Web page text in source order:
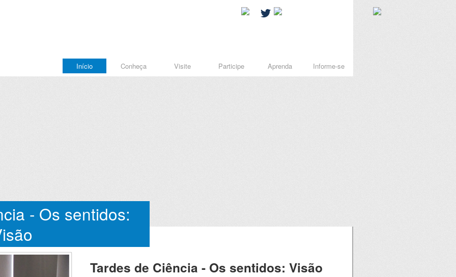
Início Conheça Visite Participe Aprenda Informe-se
- Os sentidos:
Tardes de Ciência - Os sentidos: Visão